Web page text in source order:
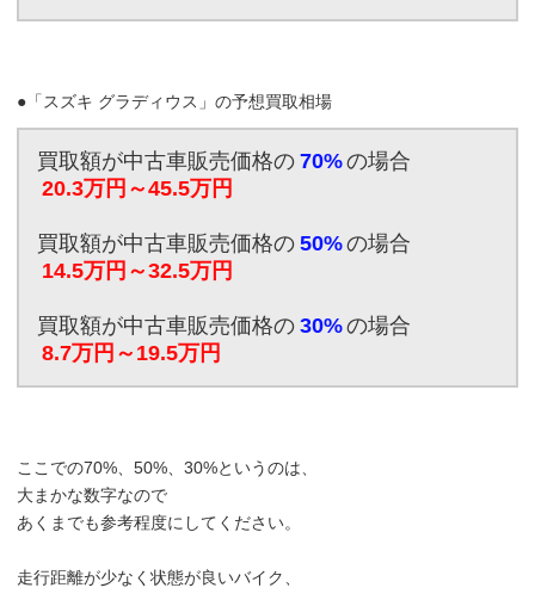
●「スズキ グラディウス」の予想買取相場
買取額が中古車販売価格の 70%の場合
20.3万円～45.5万円
買取額が中古車販売価格の 50%の場合
14.5万円～32.5万円
買取額が中古車販売価格の 30%の場合
8.7万円～19.5万円
ここでの70%、50%、30%というのは、
大まかな数字なので
あくまでも参考程度にしてください。
走行距離が少なく状態が良いバイク、